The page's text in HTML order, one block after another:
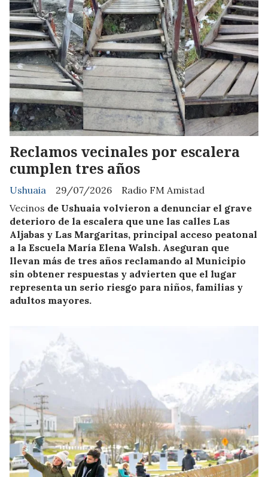
Reclamos vecinales por escalera
cumplen tres años
Radio FM Amistad
Ushuaia
29/07/2026
Vecinos de Ushuaia volvieron a denunciar el grave
deterioro de la escalera que une las calles Las
Aljabas y Las Margaritas, principal acceso peatonal
a la Escuela María Elena Walsh. Aseguran que
llevan más de tres años reclamando al Municipio
sin obtener respuestas y advierten que el lugar
representa un serio riesgo para niños, familias y
adultos mayores.